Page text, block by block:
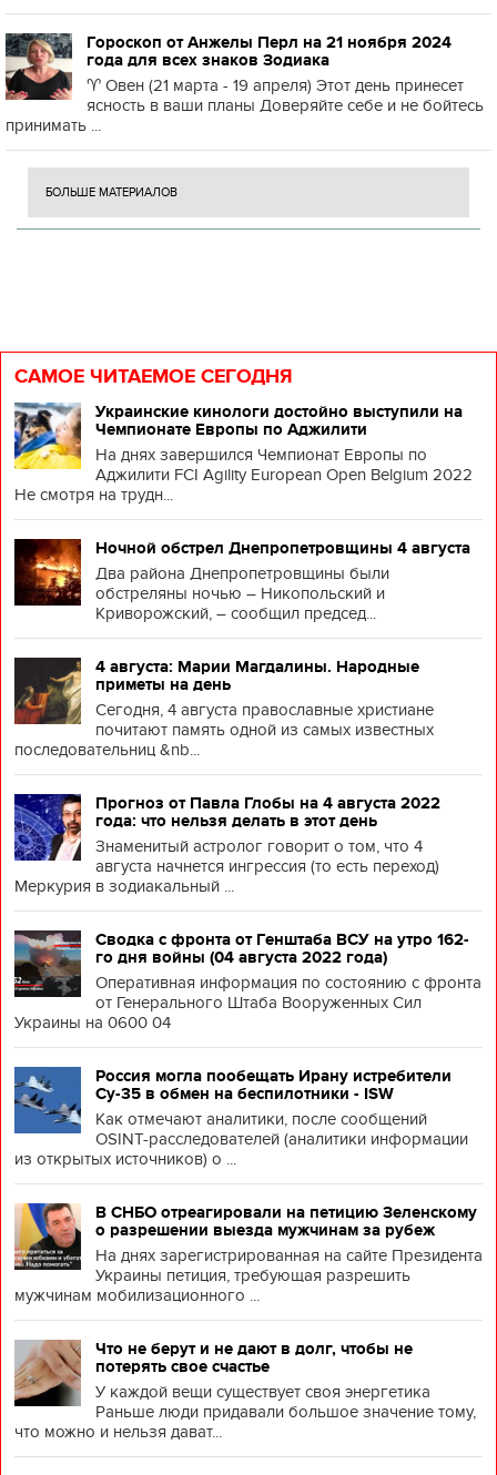
Гороскоп от Анжелы Перл на 21 ноября 2024
года для всех знаков Зодиака
♈️ Овен (21 марта - 19 апреля) Этот день принесет
ясность в ваши планы Доверяйте себе и не бойтесь
принимать ...
БОЛЬШЕ МАТЕРИАЛОВ
САМОЕ ЧИТАЕМОЕ СЕГОДНЯ
Украинские кинологи достойно выступили на
Чемпионате Европы по Аджилити
На днях завершился Чемпионат Европы по
Аджилити FCI Agility European Open Belgium 2022
Не смотря на трудн...
Ночной обстрел Днепропетровщины 4 августа
Два района Днепропетровщины были
обстреляны ночью – Никопольский и
Криворожский, – сообщил председ...
4 августа: Марии Магдалины. Народные
приметы на день
Сегодня, 4 августа православные христиане
почитают память одной из самых известных
последовательниц &nb...
Прогноз от Павла Глобы на 4 августа 2022
года: что нельзя делать в этот день
Знаменитый астролог говорит о том, что 4
августа начнется ингрессия (то есть переход)
Меркурия в зодиакальный ...
Сводка с фронта от Генштаба ВСУ на утро 162-
го дня войны (04 августа 2022 года)
Оперативная информация по состоянию с фронта
от Генерального Штаба Вооруженных Сил
Украины на 0600 04
Россия могла пообещать Ирану истребители
Су-35 в обмен на беспилотники - ISW
Как отмечают аналитики, после сообщений
OSINT-расследователей (аналитики информации
из открытых источников) о ...
В СНБО отреагировали на петицию Зеленскому
о разрешении выезда мужчинам за рубеж
На днях зарегистрированная на сайте Президента
Украины петиция, требующая разрешить
мужчинам мобилизационного ...
Что не берут и не дают в долг, чтобы не
потерять свое счастье
У каждой вещи существует своя энергетика
Раньше люди придавали большое значение тому,
что можно и нельзя дават...